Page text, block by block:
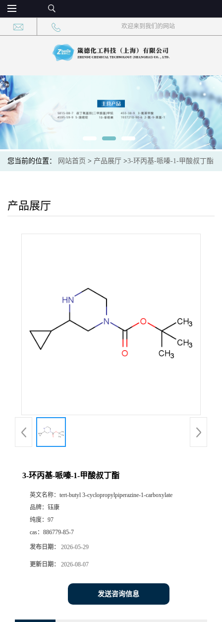
欢迎来到我们的网站
您当前的位置： 网站首页 > 产品展厅 >3-环丙基-哌嗪-1-甲酸叔丁酯
产品展厅
3-环丙基-哌嗪-1-甲酸叔丁酯
英文名称： tert-butyl 3-cyclopropylpiperazine-1-carboxylate
品牌： 钰康
纯度： 97
cas： 886779-85-7
发布日期： 2026-05-29
更新日期： 2026-08-07
发送咨询信息